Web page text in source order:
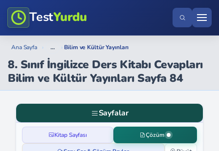
TestYurdu
Ana Sayfa › ... › Bilim ve Kültür Yayınları
8. Sınıf İngilizce Ders Kitabı Cevapları
Bilim ve Kültür Yayınları Sayfa 84
Sayfalar
Kitap Sayfası Çözüm